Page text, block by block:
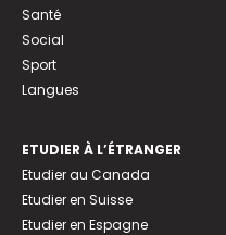
Santé
Social
Sport
Langues
ETUDIER À L’ÉTRANGER
Etudier au Canada
Etudier en Suisse
Etudier en Espagne